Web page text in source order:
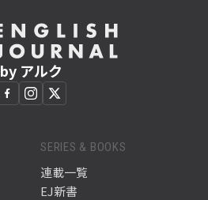
by アルク
SERIES & BOOKS
連載一覧
EJ新書